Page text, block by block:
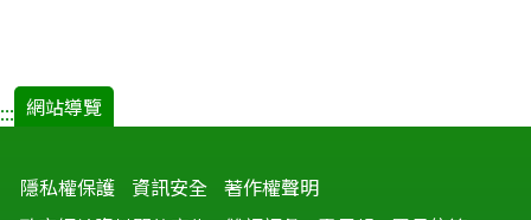
::: 網站導覽
隱私權保護 資訊安全 著作權聲明